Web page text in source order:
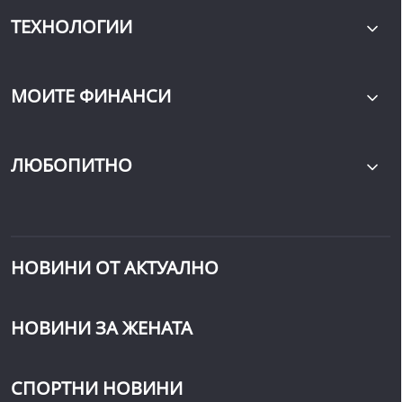
ТЕХНОЛОГИИ
МОИТЕ ФИНАНСИ
ЛЮБОПИТНО
НОВИНИ ОТ АКТУАЛНО
НОВИНИ ЗА ЖЕНАТА
СПОРТНИ НОВИНИ